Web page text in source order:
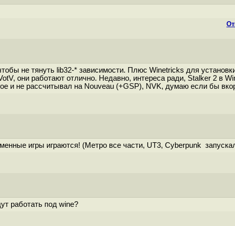
не тянуть lib32-* зависимости. Плюс Winetricks для
они работают отлично. Недавно, интереса ради, Stalker 2 в
и не рассчитывал на Nouveau (+GSP), NVK, думаю если бы
игры играются! (Метро все части, UT3, Cyberpunk
работать под wine?